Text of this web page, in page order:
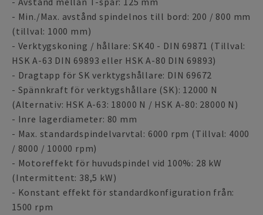
- Min./Max. avstånd spindelnos till bord: 200 / 800 mm
(tillval: 1000 mm)
- Verktygskoning / hållare: SK40 - DIN 69871 (Tillval:
HSK A-63 DIN 69893 eller HSK A-80 DIN 69893)
- Dragtapp för SK verktygshållare: DIN 69672
- Spännkraft för verktygshållare (SK): 12000 N
(Alternativ: HSK A-63: 18000 N / HSK A-80: 28000 N)
- Inre lagerdiameter: 80 mm
- Max. standardspindelvarvtal: 6000 rpm (Tillval: 4000
/ 8000 / 10000 rpm)
- Motoreffekt för huvudspindel vid 100%: 28 kW
(Intermittent: 38,5 kW)
- Konstant effekt för standardkonfiguration från:
1500 rpm